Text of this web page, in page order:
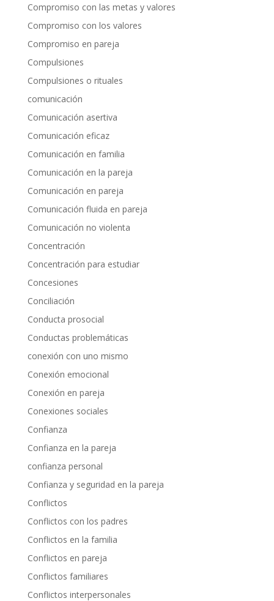
Compromiso con las metas y valores
Compromiso con los valores
Compromiso en pareja
Compulsiones
Compulsiones o rituales
comunicación
Comunicación asertiva
Comunicación eficaz
Comunicación en familia
Comunicación en la pareja
Comunicación en pareja
Comunicación fluida en pareja
Comunicación no violenta
Concentración
Concentración para estudiar
Concesiones
Conciliación
Conducta prosocial
Conductas problemáticas
conexión con uno mismo
Conexión emocional
Conexión en pareja
Conexiones sociales
Confianza
Confianza en la pareja
confianza personal
Confianza y seguridad en la pareja
Conflictos
Conflictos con los padres
Conflictos en la familia
Conflictos en pareja
Conflictos familiares
Conflictos interpersonales